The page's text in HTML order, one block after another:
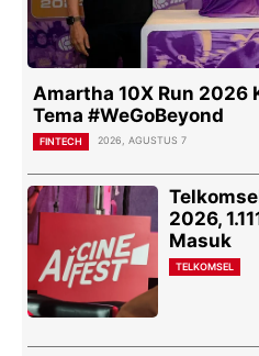
Amartha 10X Run 2026
Tema #WeGoBeyond
FINTECH 2026, AGUSTUS 7
2026,
Masuk
TELKOMSEL